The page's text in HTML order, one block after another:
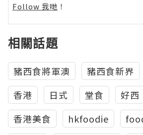
Follow 我哋 ！
相關話題
豬西食將軍澳 豬西食新界
香港
日式 堂食 好西
香港美食
hkfoodie